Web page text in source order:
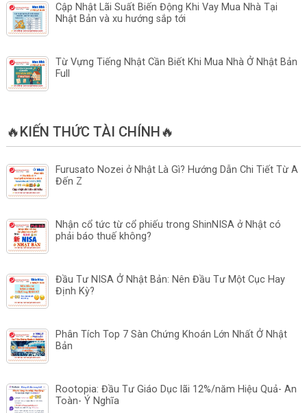
Cập Nhật Lãi Suất Biến Động Khi Vay Mua Nhà Tại
Nhật Bản và xu hướng sắp tới
Từ Vựng Tiếng Nhật Cần Biết Khi Mua Nhà Ở Nhật Bản
Full
🔥KIẾN THỨC TÀI CHÍNH🔥
Furusato Nozei ở Nhật Là Gì? Hướng Dẫn Chi Tiết Từ A
Đến Z
Nhận cổ tức từ cổ phiếu trong ShinNISA ở Nhật có
phải báo thuế không?
Đầu Tư NISA Ở Nhật Bản: Nên Đầu Tư Một Cục Hay
Định Kỳ?
Phân Tích Top 7 Sàn Chứng Khoán Lớn Nhất Ở Nhật
Bản
Rootopia: Đầu Tư Giáo Dục lãi 12%/năm Hiệu Quả- An
Toàn- Ý Nghĩa